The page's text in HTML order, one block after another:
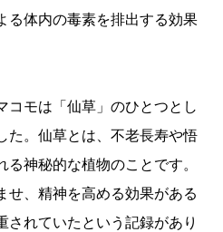
る体内の毒素を排出する効果
コモは「仙草」のひとつとし
た。仙草とは、不老長寿や悟
る神秘的な植物のことです。
せ、精神を高める効果がある
されていたという記録があり